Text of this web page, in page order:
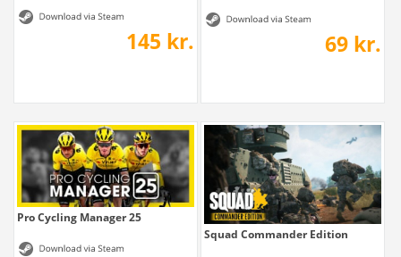
145 kr. 69 kr.
Pro Cycling Manager 25
Squad Commander Edition